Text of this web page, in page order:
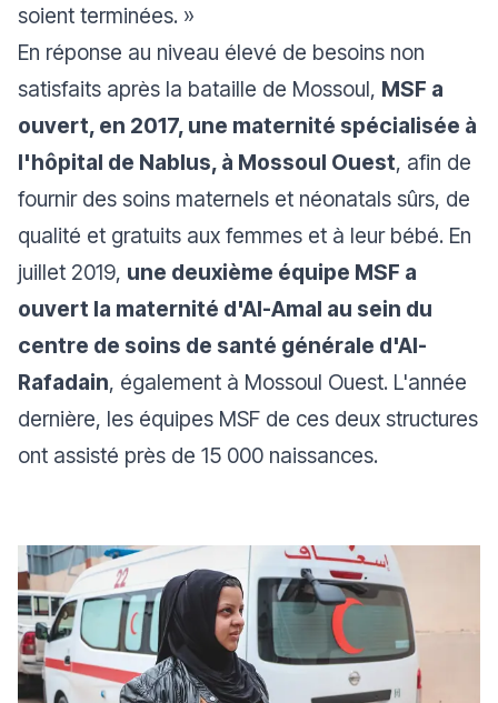
soient terminées. »
En réponse au niveau élevé de besoins non
satisfaits après la bataille de Mossoul, MSF a
ouvert, en 2017, une maternité spécialisée à
l'hôpital de Nablus, à Mossoul Ouest, afin de
fournir des soins maternels et néonatals sûrs, de
qualité et gratuits aux femmes et à leur bébé. En
juillet 2019, une deuxième équipe MSF a
ouvert la maternité d'Al-Amal au sein du
centre de soins de santé générale d'Al-
Rafadain, également à Mossoul Ouest. L'année
dernière, les équipes MSF de ces deux structures
ont assisté près de 15 000 naissances.